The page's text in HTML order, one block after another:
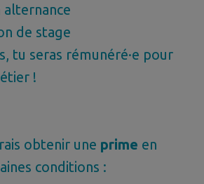
de stage
tu seras rémunéré·e pour
!
obtenir une prime en
conditions :